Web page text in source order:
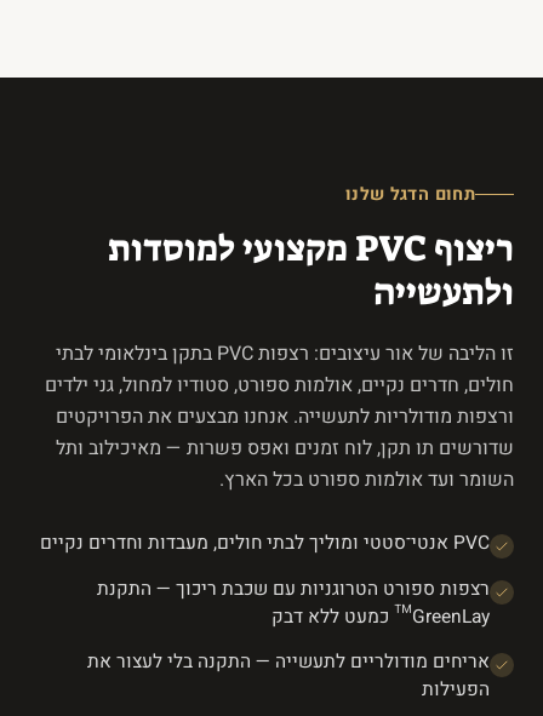
תחום הדגל שלנו
ריצוף PVC מקצועי למוסדות
ולתעשייה
זו הליבה של אור עיצובים: רצפות PVC בתקן בינלאומי לבתי
חולים, חדרים נקיים, אולמות ספורט, סטודיו למחול, גני ילדים
ורצפות מודולריות לתעשייה. אנחנו מבצעים את הפרויקטים
שדורשים תו תקן, לוח זמנים ואפס פשרות — מאיכילוב ותל
השומר ועד אולמות ספורט בכל הארץ.
PVC אנטי־סטטי ומוליך לבתי חולים, מעבדות וחדרים נקיים
רצפות ספורט הטרוגניות עם שכבת ריכוך — התקנת
GreenLay™ כמעט ללא דבק
אריחים מודולריים לתעשייה — התקנה בלי לעצור את
הפעילות